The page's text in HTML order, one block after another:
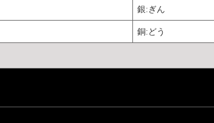
銀:ぎん
銅:どう